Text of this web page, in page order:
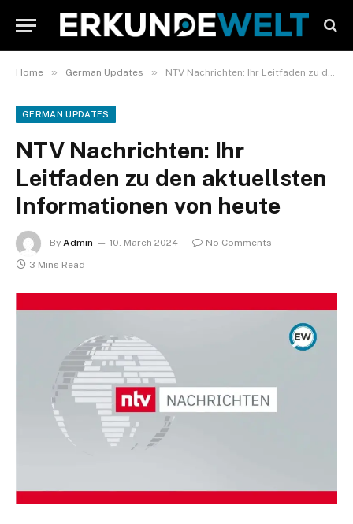
Home » German Updates » NTV Nachrichten: Ihr Leitfaden zu den aktuellsten Informationen von heute
GERMAN UPDATES
NTV Nachrichten: Ihr
Leitfaden zu den aktuellsten
Informationen von heute
By Admin 10. March 2024
No Comments
3 Mins Read